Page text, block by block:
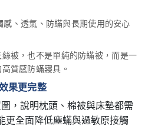
感、透氣、防蟎與長期使用的安心
被，也不是單純的防蟎被，而是一
質感防蟎寢具。
果更完整